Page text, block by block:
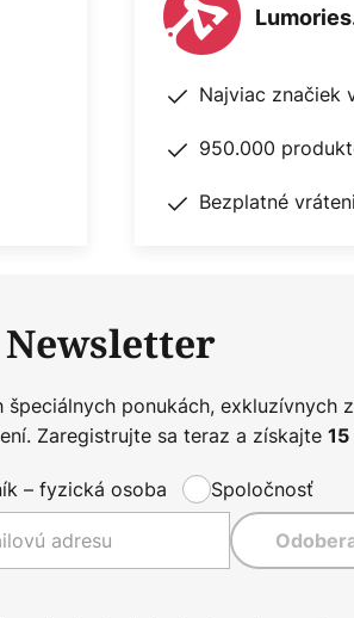
Najviac značiek
950.000
Bezplatné
Newsletter
ponukách, exkluzívnych
Zaregistrujte sa teraz a získajte 15
– fyzická osoba Spoločnosť